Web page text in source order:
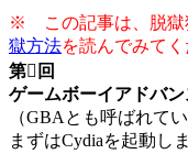
※ この記事は、脱獄
獄方法を読んでみてく
第回
ゲームボーイアドバン
（GBAとも呼ばれてい
まずはCydiaを起動しま